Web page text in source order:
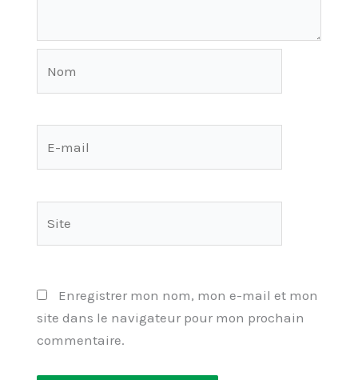
Enregistrer mon nom, mon e-mail et mon
site dans le navigateur pour mon prochain
commentaire.